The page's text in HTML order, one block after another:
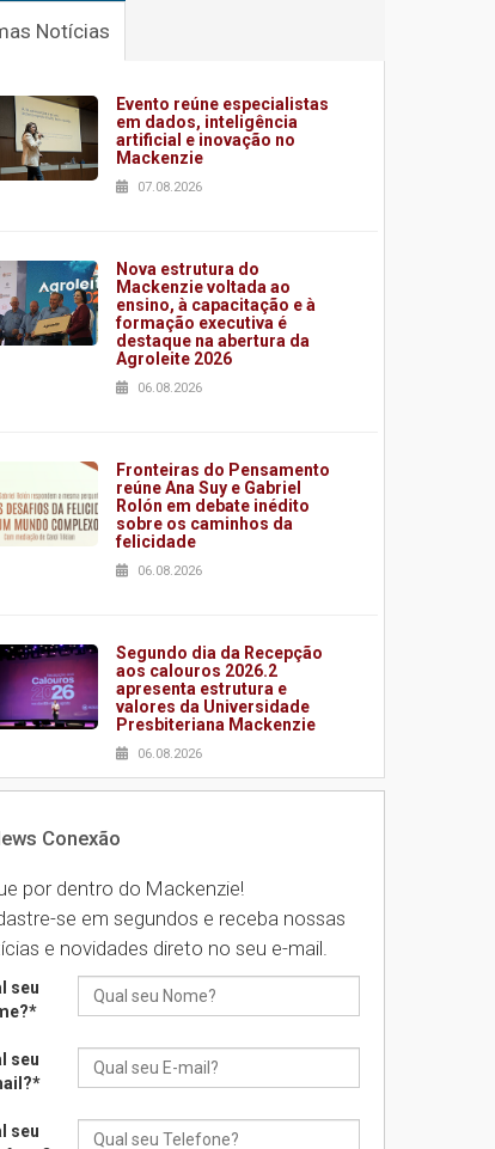
Notícias
Evento reúne especialistas
em dados, inteligência
artificial e inovação no
Mackenzie
07.08.2026
Nova estrutura do
Mackenzie voltada ao
ensino, à capacitação e à
formação executiva é
destaque na abertura da
Agroleite 2026
06.08.2026
Fronteiras do Pensamento
reúne Ana Suy e Gabriel
Rolón em debate inédito
sobre os caminhos da
felicidade
06.08.2026
Segundo dia da Recepção
aos calouros 2026.2
apresenta estrutura e
valores da Universidade
Presbiteriana Mackenzie
06.08.2026
Nova apresentação do
brasileira
05.08.2026
Universidade Mackenzie
realizará nova edição da
05.08.2026
Conexão
por dentro do Mackenzie!
se em segundos e receba nossas
e novidades direto no seu e-mail.
seu
*
seu
*
seu